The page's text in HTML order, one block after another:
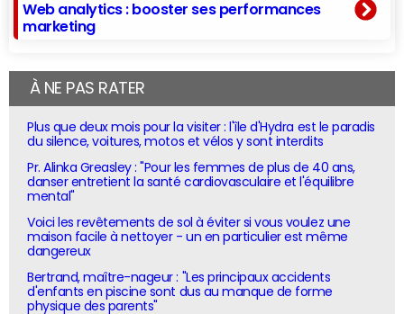
Web analytics : booster ses performances
marketing
À NE PAS RATER
Plus que deux mois pour la visiter : l'île d'Hydra est le paradis
du silence, voitures, motos et vélos y sont interdits
Pr. Alinka Greasley : "Pour les femmes de plus de 40 ans,
danser entretient la santé cardiovasculaire et l'équilibre
mental"
Voici les revêtements de sol à éviter si vous voulez une
maison facile à nettoyer - un en particulier est même
dangereux
Bertrand, maître-nageur : "Les principaux accidents
d'enfants en piscine sont dus au manque de forme
physique des parents"